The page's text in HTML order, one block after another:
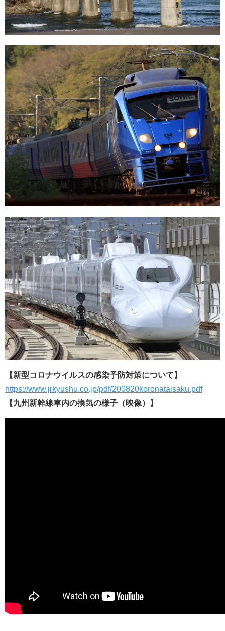
【新型コロナウイルスの感染予防対策について】
https://www.jrkyushu.co.jp/pdf/200820koronataisaku.pdf
【九州新幹線車内の換気の様子（映像）】